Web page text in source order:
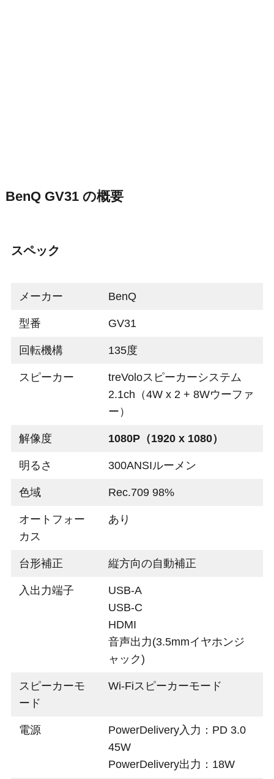
BenQ GV31 の概要
スペック
メーカー BenQ
型番 GV31
回転機構 135度
スピーカー
treVoloスピーカーシステム
2.1ch（4W x 2 + 8Wウーファ
ー）
解像度 1080P（1920 x 1080）
明るさ 300ANSIルーメン
色域 Rec.709 98%
オートフォー
カス
あり
台形補正 縦方向の自動補正
入出力端子
USB-A
USB-C
HDMI
音声出力(3.5mmイヤホンジ
ャック)
スピーカーモ
ード
Wi-Fiスピーカーモード
電源
PowerDelivery入力：PD 3.0
45W
PowerDelivery出力：18W